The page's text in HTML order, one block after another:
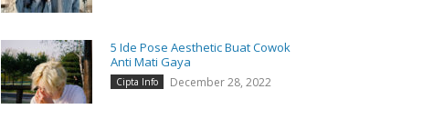
5 Ide Pose Aesthetic Buat Cowok
Anti Mati Gaya
Cipta Info December 28, 2022